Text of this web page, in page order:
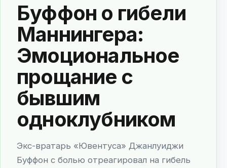
Буффон о гибели
Маннингера:
Эмоциональное
прощание с
бывшим
одноклубником
Экс-вратарь «Ювентуса» Джанлуиджи
Буффон с болью отреагировал на гибель